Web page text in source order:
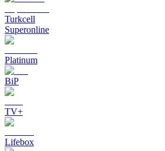
Turkcell
Superonline
Platinum
BiP
TV+
Lifebox